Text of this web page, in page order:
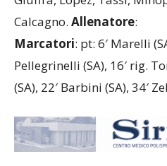
Giuffra, Lopez, Tassi,
Calcagno. Allenatore
: pt: 6′ Marelli
Pellegrinelli (SA), 16′ rig.